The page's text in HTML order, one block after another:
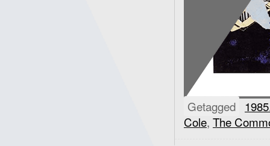
Getagged
Cole, The